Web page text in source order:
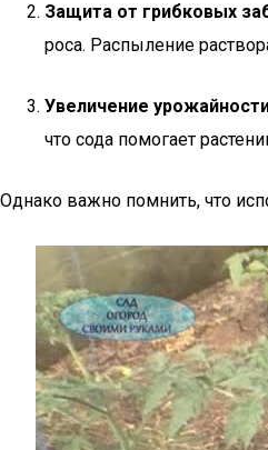
Защита от грибковых
роса. Распыление
Увеличение
что сода помогает
Однако важно помнить, что